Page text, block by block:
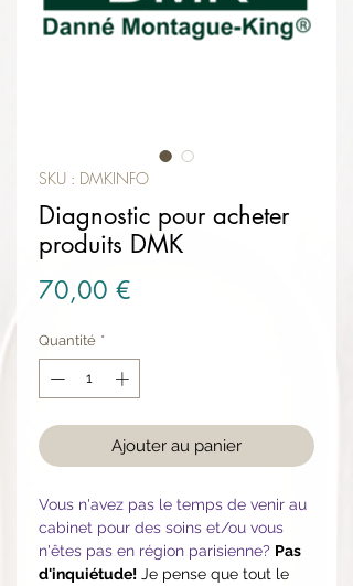
SKU : DMKINFO
Diagnostic pour acheter
produits DMK
70,00 €
Quantité *
Ajouter au panier
Vous n'avez pas le temps de venir au
cabinet pour des soins et/ou vous
n'êtes pas en région parisienne? Pas
d'inquiétude! Je pense que tout le